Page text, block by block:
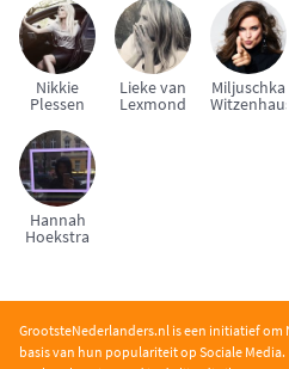
Nikkie
Plessen
Lieke van
Lexmond
Miljuschka
Hannah
Hoekstra
GrootsteNederlanders.nl is een initiatief om
basis van hun populariteit op Sociale Media.